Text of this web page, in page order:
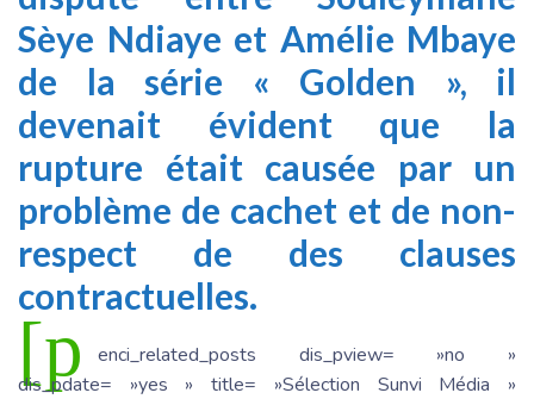
Sèye Ndiaye et Amélie Mbaye
de la série « Golden », il
devenait évident que la
rupture était causée par un
problème de cachet et de non-
respect de des clauses
contractuelles.
[p
enci_related_posts dis_pview= »no »
dis_pdate= »yes » title= »Sélection Sunvi Média »